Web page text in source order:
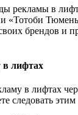
рекламы в
«Тотоби
брендов и
в лифтах
в лифтах
следовать